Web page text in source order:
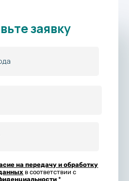
заявку
на передачу и обработку
в соответствии с
*